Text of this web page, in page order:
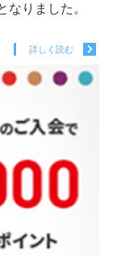
なりました。
詳しく読む